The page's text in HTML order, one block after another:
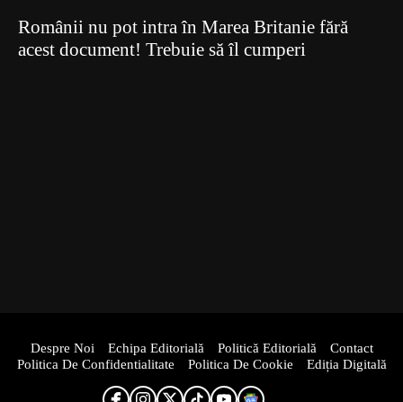
Românii nu pot intra în Marea Britanie fără
acest document! Trebuie să îl cumperi
Despre Noi Echipa Editorială Politică Editorială
Contact
Politica De Confidentialitate
Politica De Cookie Ediția Digitală